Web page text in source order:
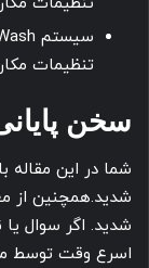
تنظیمات
سخن
شما در این مقاله
شدید.همچنین از
شدید. اگر سوال یا
اسرع وقت توسط